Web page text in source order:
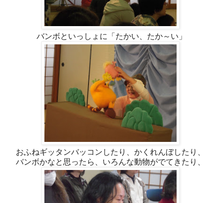
バンボといっしょに「たかい、たか～い」
おふねギッタンバッコンしたり、かくれんぼしたり、
バンボかなと思ったら、いろんな動物がでてきたり、